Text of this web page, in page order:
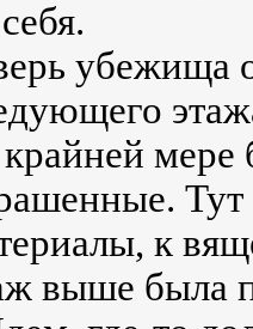
убежища
мере
Тут
к
выше была